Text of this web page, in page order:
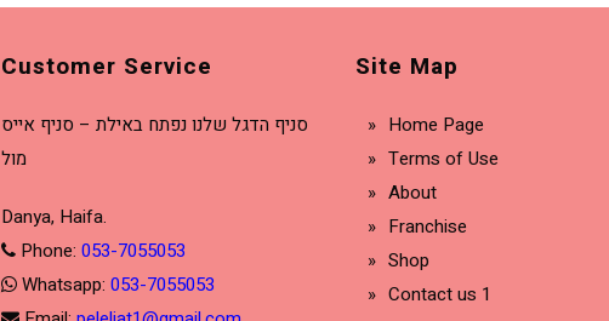
Customer Service
סניף הדגל שלנו נפתח באילת – סניף אייס
מול
Danya, Haifa.
Phone: 053-7055053
Whatsapp: 053-7055053
Site Map
Home Page
Terms of Use
About
Franchise
Shop
Contact us 1